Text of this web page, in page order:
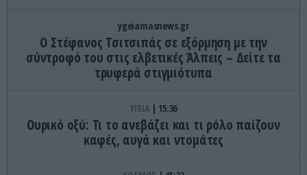
ygeiamasnews.gr
Ο Στέφανος Τσιτσιπάς σε εξόρμηση με την
σύντροφό του στις ελβετικές Άλπεις – Δείτε τα
τρυφερά στιγμιότυπα
ΥΓΕΙΑ 15:36
Ουρικό οξύ: Τι το ανεβάζει και τι ρόλο παίζουν
καφές, αυγά και ντομάτες